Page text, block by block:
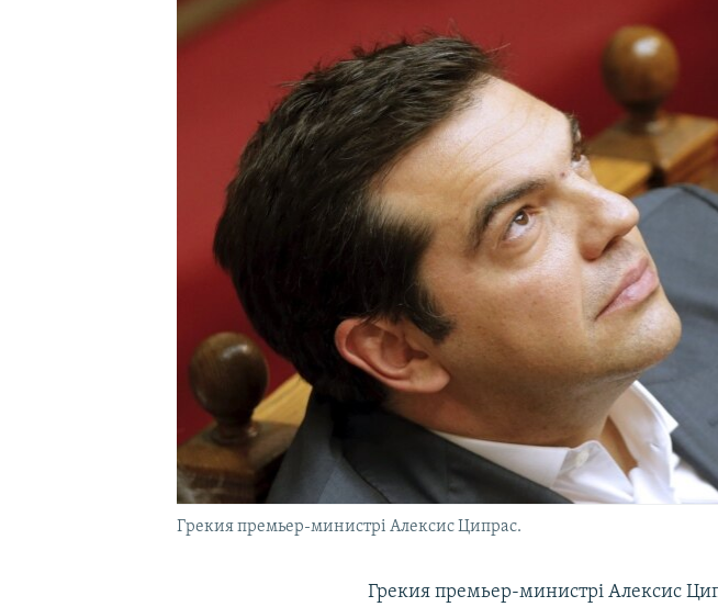
Грекия премьер-министрі Алексис Ципрас.
Грекия премьер-министрі Алексис